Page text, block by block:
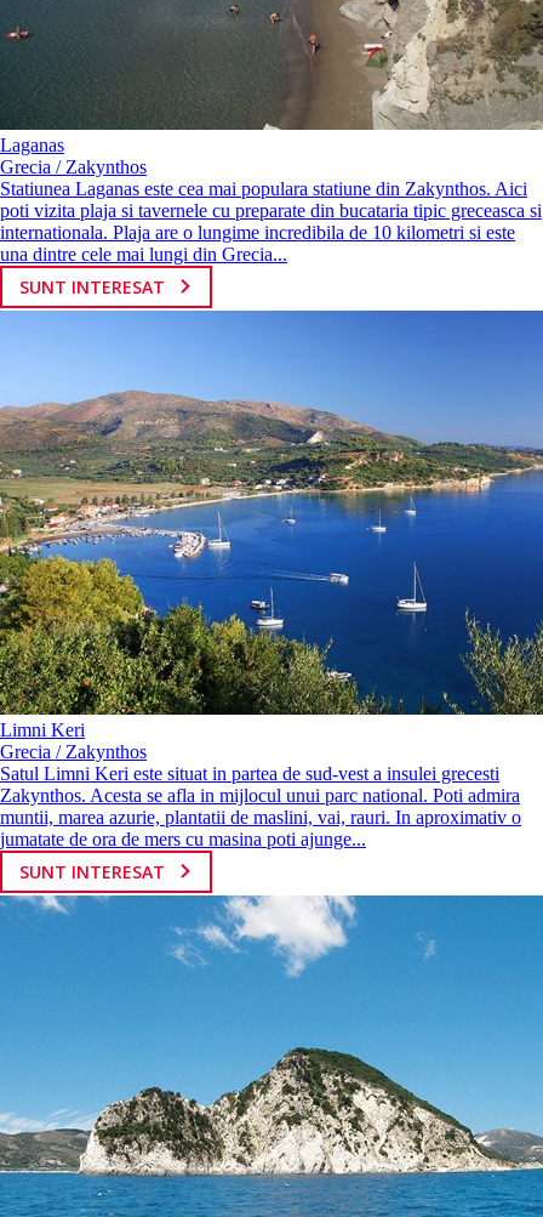
Laganas
Grecia / Zakynthos
Statiunea Laganas este cea mai populara statiune din Zakynthos. Aici
poti vizita plaja si tavernele cu preparate din bucataria tipic greceasca si
internationala. Plaja are o lungime incredibila de 10 kilometri si este
una dintre cele mai lungi din Grecia...
SUNT INTERESAT
Limni Keri
Grecia / Zakynthos
Satul Limni Keri este situat in partea de sud-vest a insulei grecesti
Zakynthos. Acesta se afla in mijlocul unui parc national. Poti admira
muntii, marea azurie, plantatii de maslini, vai, rauri. In aproximativ o
jumatate de ora de mers cu masina poti ajunge...
SUNT INTERESAT